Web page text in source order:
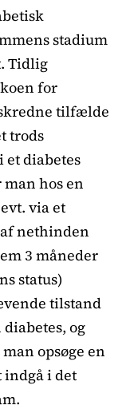
stadium
Tidlig
for
tilfælde
trods
diabetes
hos en
via et
nethinden
3 måneder
status)
tilstand
og
opsøge en
i det